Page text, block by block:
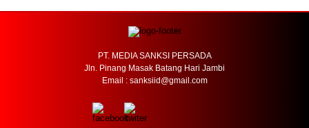
PT. MEDIA SANKSI PERSADA
Jln. Pinang Masak Batang Hari Jambi
Email : sanksiid@gmail.com